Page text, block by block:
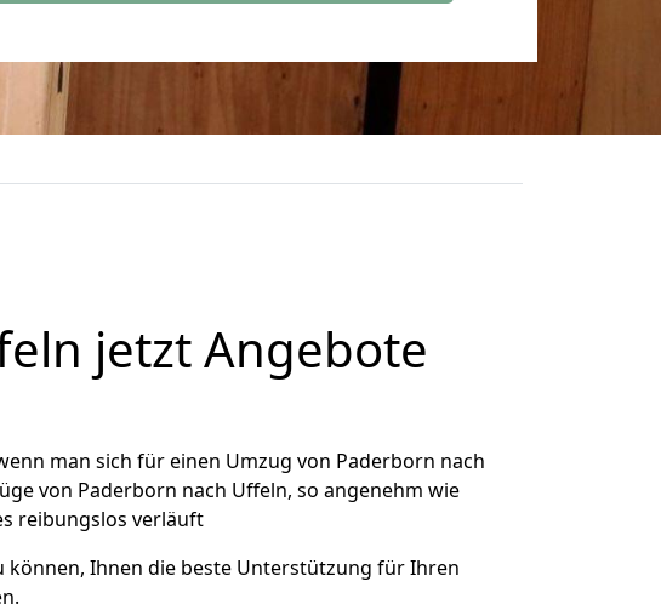
jetzt Angebote
man sich für einen Umzug von Paderborn nach
von Paderborn nach Uffeln, so angenehm wie
reibungslos verläuft
Ihnen die beste Unterstützung für Ihren